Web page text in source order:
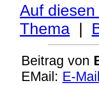
Auf
Thema |
Beitrag von
EMail: E-Mail